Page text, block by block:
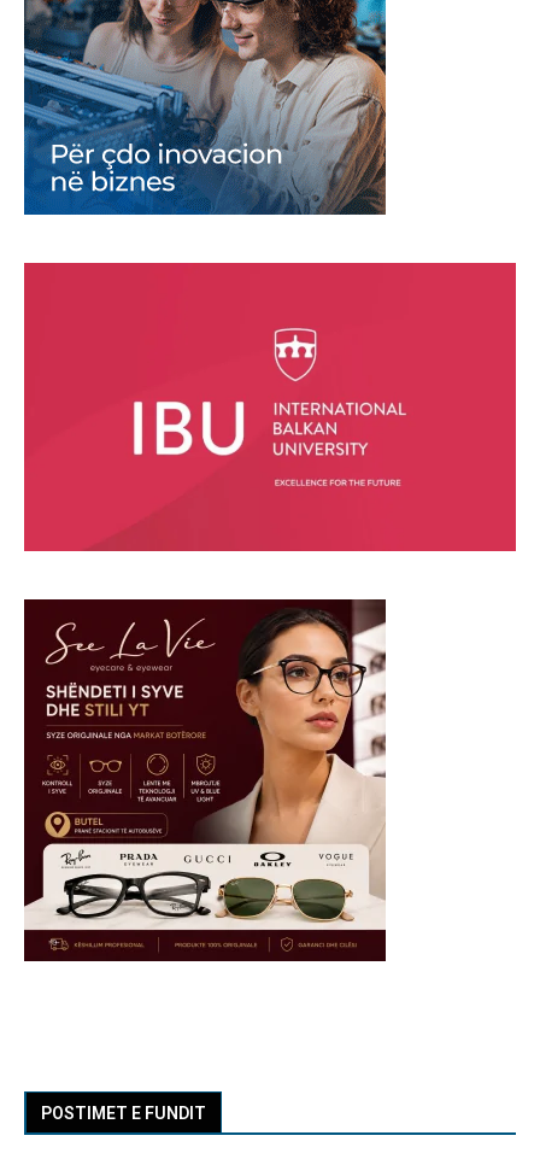
POSTIMET E FUNDIT